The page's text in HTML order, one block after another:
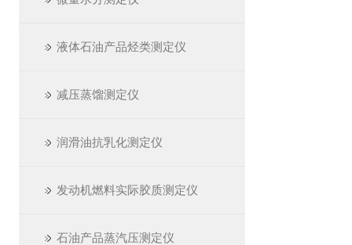
液体石油产品烃类测定仪
减压蒸馏测定仪
润滑油抗乳化测定仪
发动机燃料实际胶质测定仪
石油产品蒸汽压测定仪